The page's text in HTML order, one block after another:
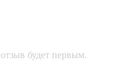
будет первым.